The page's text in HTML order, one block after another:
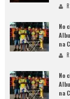
No
na
No
na